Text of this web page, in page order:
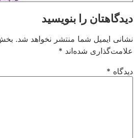
دیدگاهتان را بنویسید
نشانی ایمیل شما منتشر نخواهد شد.
علامت‌گذاری شده‌اند *
دیدگاه *